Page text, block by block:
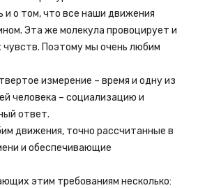
и о том, что все наши движения
Эта же молекула провоцирует и
Поэтому мы очень любим
измерение – время и одну из
человека – социализацию и
ответ.
движения, точно рассчитанные в
и обеспечивающие
этим требованиям несколько: